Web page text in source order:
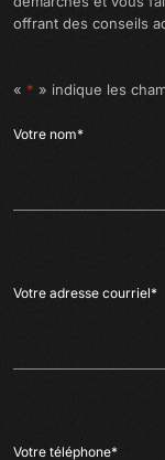
offrant des conseils
« * » indique les
Votre nom*
Votre adresse courriel*
Votre téléphone*